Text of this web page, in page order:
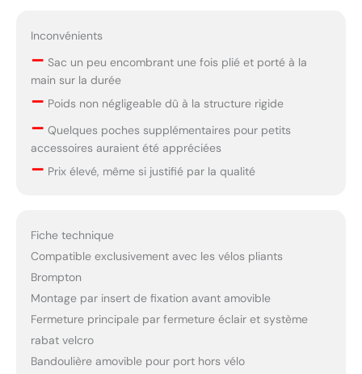
Inconvénients
– Sac un peu encombrant une fois plié et porté à la
main sur la durée
– Poids non négligeable dû à la structure rigide
– Quelques poches supplémentaires pour petits
accessoires auraient été appréciées
– Prix élevé, même si justifié par la qualité
Fiche technique
Compatible exclusivement avec les vélos pliants
Brompton
Montage par insert de fixation avant amovible
Fermeture principale par fermeture éclair et système
rabat velcro
Bandoulière amovible pour port hors vélo